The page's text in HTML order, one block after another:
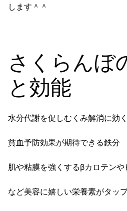
します＾＾
さくらんぼ
と効能
水分代謝を促しむくみ解消に効く
貧血予防効果が期待できる鉄分
肌や粘膜を強くするβカロテンや
など美容に嬉しい栄養素がタッ